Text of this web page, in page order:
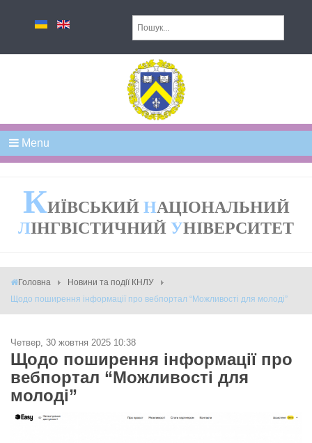
Menu
КИЇВСЬКИЙ НАЦІОНАЛЬНИЙ
ЛІНГВІСТИЧНИЙ УНІВЕРСИТЕТ
Головна
Новини та події КНЛУ
Щодо поширення інформації про вебпортал “Можливості для молоді”
Четвер, 30 жовтня 2025 10:38
Щодо поширення інформації про
вебпортал “Можливості для
молоді”